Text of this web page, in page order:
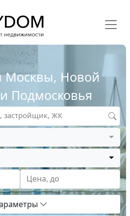
Москвы, Новой
Подмосковья
Цена, до
застройщик, ЖК